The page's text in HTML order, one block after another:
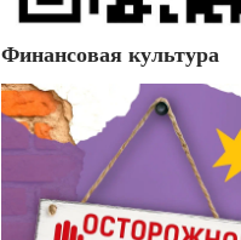
Финансовая культура